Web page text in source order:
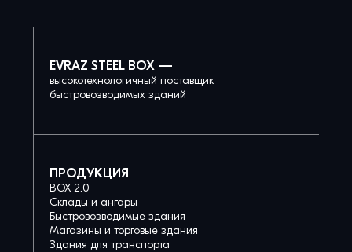
EVRAZ STEEL BOX —
высокотехнологичный поставщик
быстровозводимых зданий
ПРОДУКЦИЯ
BOX 2.0
Склады и ангары
Быстровозводимые здания
Магазины и торговые здания
Здания для транспорта